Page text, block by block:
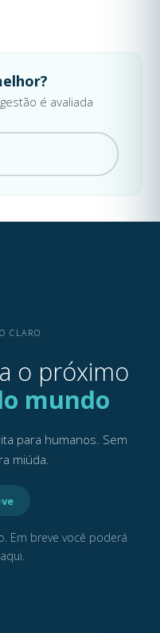
é avaliada
CLARO
o próximo
mundo
para humanos. Sem
miúda.
Em breve você poderá